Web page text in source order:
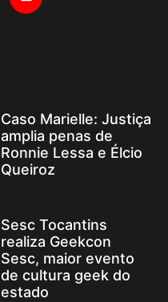
Caso Marielle: Justiça
amplia penas de
Ronnie Lessa e Élcio
Queiroz
Sesc Tocantins
realiza Geekcon
Sesc, maior evento
de cultura geek do
estado